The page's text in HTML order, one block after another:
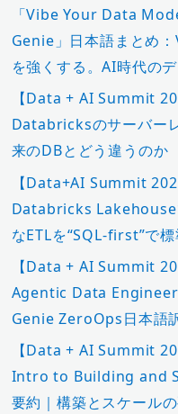
「Vibe Your Data
Genie」日本語まとめ
を強くする。AI時代の
【Data + AI Summit
Databricksのサーバー
来のDBとどう違うのか
【Data+AI Summit
Databricks Lakehouse
なETLを“SQL-first”で
【Data + AI Summit
Agentic Data
Genie ZeroOps日本語
【Data + AI Summit
Intro to Building and
要約｜構築とスケール